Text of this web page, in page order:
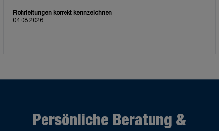
Rohrleitungen korrekt kennzeichnen
04.08.2026
Persönliche Beratung &